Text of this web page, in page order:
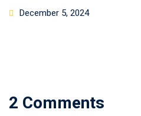
Posted
December 5, 2024
2 Comments